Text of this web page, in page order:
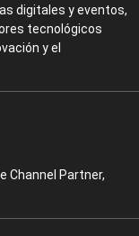
digitales y eventos,
tecnológicos
y el
Channel Partner,